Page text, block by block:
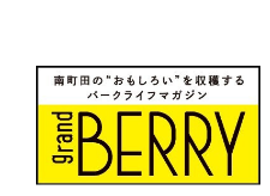
は、センター南駅